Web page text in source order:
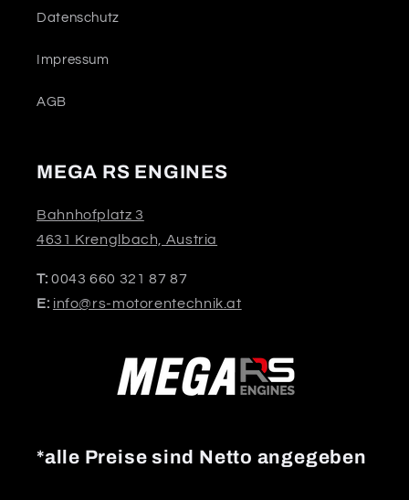
Datenschutz
Impressum
AGB
MEGA RS ENGINES
Bahnhofplatz 3
4631 Krenglbach, Austria
T: 0043 660 321 87 87
E: info@rs-motorentechnik.at
*alle Preise sind Netto angegeben